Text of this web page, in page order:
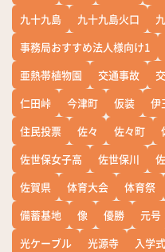
九十九島
九十九島火口
事務局おすすめ法人様向け1
亜熱帯植物園
交通事故
仁田峠
今津町 仮装 伊
住民投票
佐々 佐々町
佐世保女子高
佐世保川
佐賀県
体育大会 体育祭
備蓄基地
像 優勝 元号
光ケーブル
光源寺 入学式